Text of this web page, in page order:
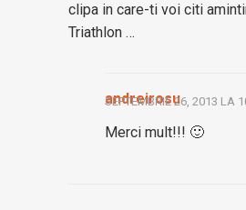
clipa in care-ti voi citi
Triathlon …
andreirosu
SEPTEMBRIE 26, 2013 LA
Merci mult!!! 🙂